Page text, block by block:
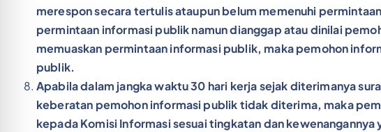
merespon secara tertulis ataupun belum memenuhi
permintaan informasi publik namun dianggap atau dinilai
memuaskan permintaan informasi publik, maka pemohon
publik.
Apabila dalam jangka waktu 30 hari kerja sejak diterimanya
keberatan pemohon informasi publik tidak diterima, maka
kepada Komisi Informasi sesuai tingkatan dan